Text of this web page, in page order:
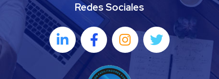
Redes Sociales